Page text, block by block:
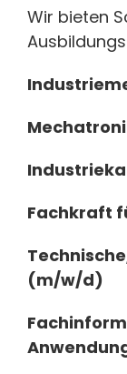
Wir bieten
Fachkraft
(m/w/d)